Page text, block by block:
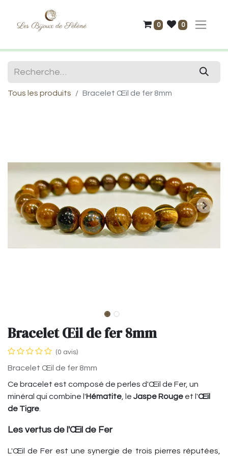
0 0
Tous les produits Bracelet Œil de fer 8mm
Bracelet Œil de fer 8mm
(0 avis)
Bracelet Œil de fer 8mm
Ce bracelet est composé de perles d'Œil de Fer, un
minéral qui combine l'Hématite, le Jaspe Rouge et l'Œil
de Tigre.
Les vertus de l'Œil de Fer
L'Œil de Fer est une synergie de trois pierres réputées,